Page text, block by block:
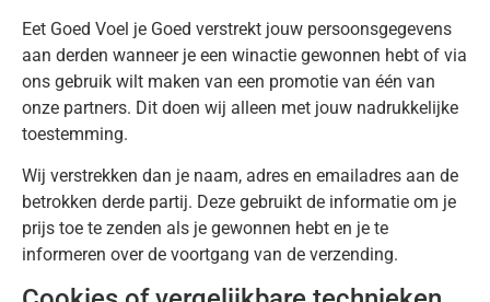
Eet Goed Voel je Goed verstrekt jouw persoonsgegevens
aan derden wanneer je een winactie gewonnen hebt of via
ons gebruik wilt maken van een promotie van één van
onze partners. Dit doen wij alleen met jouw nadrukkelijke
toestemming.
Wij verstrekken dan je naam, adres en emailadres aan de
betrokken derde partij. Deze gebruikt de informatie om je
prijs toe te zenden als je gewonnen hebt en je te
informeren over de voortgang van de verzending.